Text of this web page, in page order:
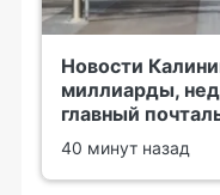
Новости
миллиарды,
главный
40 минут назад